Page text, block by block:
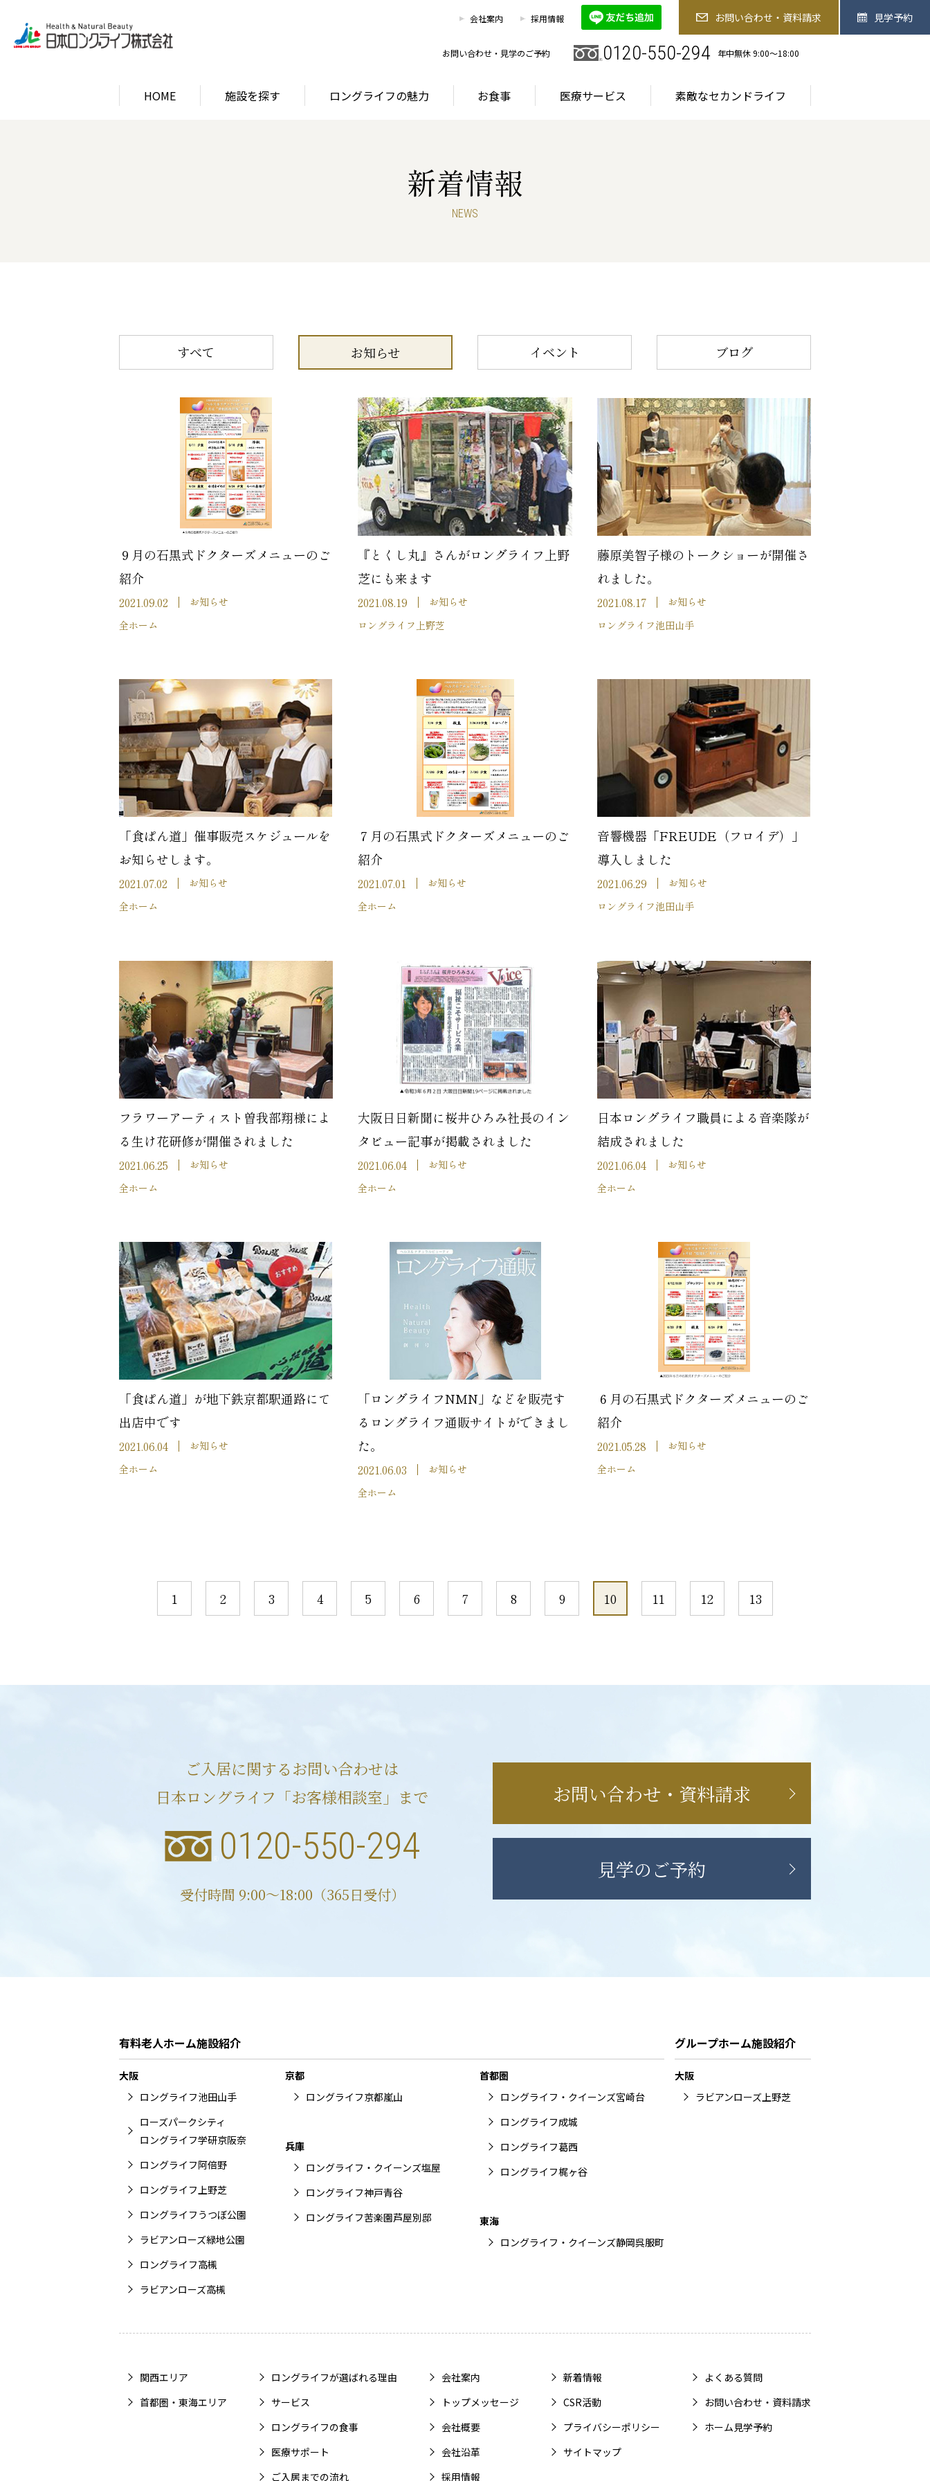
会社案内 採用情報 お問い合わせ・資料請求 見学予約
お問い合わせ・見学のご予約 0120-550-294 年中無休 9:00〜18:00
HOME 施設を探す ロングライフの魅力 お食事 医療サービス 素敵なセカンドライフ
お客様相談室 0120-550-294 お問い合わせ・資料請求 見学予約
首都圏・東海エリア
ロングライフの魅力
ロングライフが選ばれる理由 サービス
お食事 医療サービス
新着情報
NEWS
すべて お知らせ イベント ブログ
９月の石黒式ドクターズメニューのご
紹介
2021.09.02
お知らせ
全ホーム
『とくし丸』さんがロングライフ上野
芝にも来ます
2021.08.19
お知らせ
ロングライフ上野芝
藤原美智子様のトークショーが開催さ
れました。
2021.08.17
お知らせ
ロングライフ池田山手
「食ぱん道」催事販売スケジュールを
お知らせします。
2021.07.02
お知らせ
全ホーム
７月の石黒式ドクターズメニューのご
紹介
2021.07.01
お知らせ
全ホーム
音響機器「FREUDE（フロイデ）」
導入しました
2021.06.29
お知らせ
ロングライフ池田山手
フラワーアーティスト曽我部翔様によ
る生け花研修が開催されました
2021.06.25
お知らせ
全ホーム
大阪日日新聞に桜井ひろみ社長のイン
タビュー記事が掲載されました
2021.06.04
お知らせ
全ホーム
日本ロングライフ職員による音楽隊が
結成されました
2021.06.04
お知らせ
全ホーム
「食ぱん道」が地下鉄京都駅通路にて
出店中です
2021.06.04
お知らせ
全ホーム
「ロングライフNMN」などを販売す
るロングライフ通販サイトができまし
た。
2021.06.03
お知らせ
全ホーム
６月の石黒式ドクターズメニューのご
紹介
2021.05.28
お知らせ
全ホーム
1 2 3 4 5 6 7 8 9 10 11 12 13
ご入居に関するお問い合わせは
日本ロングライフ「お客様相談室」まで
0120-550-294
受付時間 9:00〜18:00（365日受付）
お問い合わせ・資料請求
見学のご予約
有料老人ホーム施設紹介
大阪
ロングライフ池田山手
ローズパークシティ
ロングライフ学研京阪奈
ロングライフ阿倍野
ロングライフ上野芝
ロングライフうつぼ公園
ラビアンローズ緑地公園
ロングライフ高槻
ラビアンローズ高槻
京都
ロングライフ京都嵐山
兵庫
ロングライフ・クイーンズ塩屋
ロングライフ神戸青谷
ロングライフ苦楽園芦屋別邸
首都圏
ロングライフ・クイーンズ宮崎台
ロングライフ成城
ロングライフ葛西
ロングライフ梶ヶ谷
東海
ロングライフ・クイーンズ静岡呉服町
グループホーム施設紹介
大阪
ラビアンローズ上野芝
関西エリア
首都圏・東海エリア
ロングライフが選ばれる理由
サービス
ロングライフの食事
医療サポート
ご入居までの流れ
会社案内
トップメッセージ
会社概要
会社沿革
採用情報
新着情報
CSR活動
プライバシーポリシー
サイトマップ
よくある質問
お問い合わせ・資料請求
ホーム見学予約